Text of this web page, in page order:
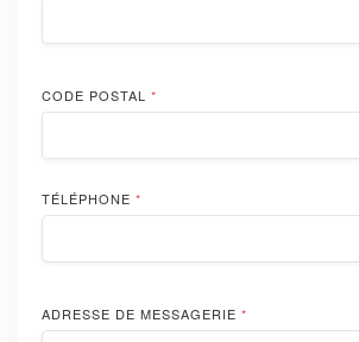
CODE POSTAL *
TÉLÉPHONE *
ADRESSE DE MESSAGERIE *